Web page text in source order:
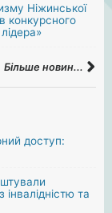
Ніжинської
конкурсного
Більше новин...
доступ:
інвалідністю та